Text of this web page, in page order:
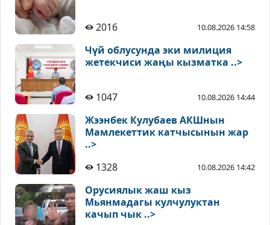
2016 10.08.2026 14:58
Чүй облусунда эки милиция
жетекчиси жаңы кызматка ..>
1047 10.08.2026 14:44
Жээнбек Кулубаев АКШнын
Мамлекеттик катчысынын жар
..>
1328
10.08.2026 14:42
Орусиялык жаш кыз
Мьянмадагы кулчулуктан
качып чык ..>